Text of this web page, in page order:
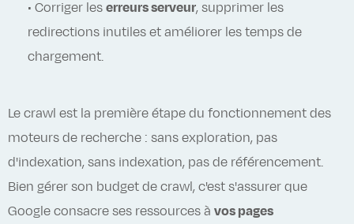
• Corriger les erreurs serveur, supprimer les
redirections inutiles et améliorer les temps de
chargement.
Le crawl est la première étape du fonctionnement des
moteurs de recherche : sans exploration, pas
d'indexation, sans indexation, pas de référencement.
Bien gérer son budget de crawl, c'est s'assurer que
Google consacre ses ressources à vos pages